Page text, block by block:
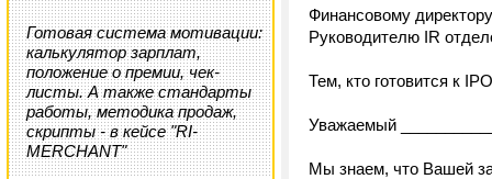
Готовая система мотивации:
калькулятор зарплат,
положение о премии, чек-
листы. А также стандарты
работы, методика продаж,
скрипты - в кейсе "RI-
MERCHANT"
Финансовому директору
Руководителю IR
Тем, кто готовится к
Уважаемый
Мы знаем, что Вашей